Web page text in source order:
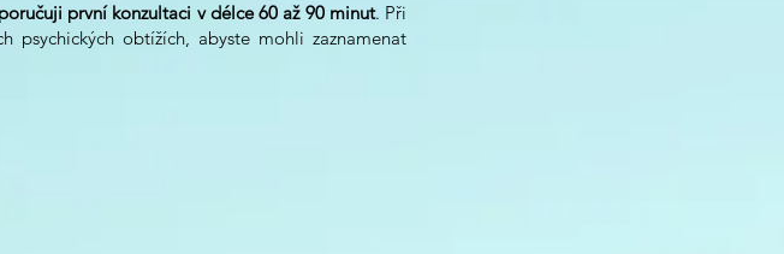
první konzultaci v délce 60 až 90 minut. Při
obtížích, abyste mohli zaznamenat